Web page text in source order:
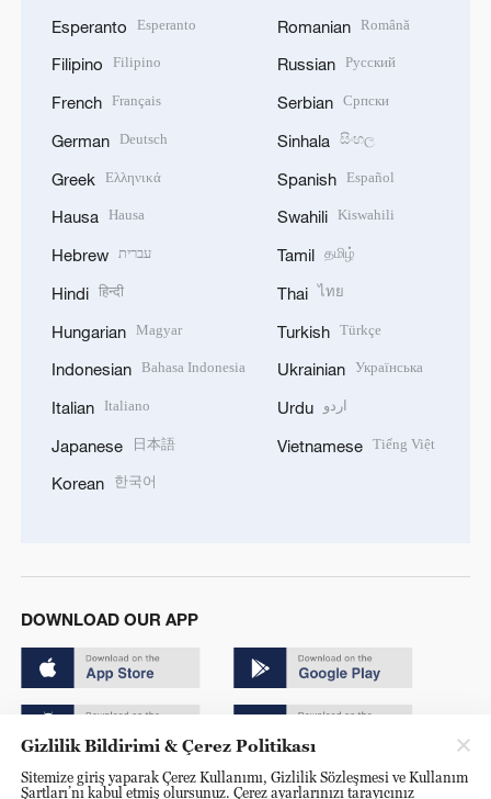
Esperanto Esperanto
Filipino Filipino
French Français
German Deutsch
Greek Ελληνικά
Hausa Hausa
Hebrew עברית
Hindi हिन्दी
Hungarian Magyar
Indonesian Bahasa Indonesia
Italian Italiano
Japanese 日本語
Korean 한국어
Romanian Română
Russian Русский
Serbian Српски
Sinhala සිංහල
Spanish Español
Swahili Kiswahili
Tamil தமிழ்
Thai ไทย
Turkish Türkçe
Ukrainian Українська
Urdu اردو
Vietnamese Tiếng Việt
DOWNLOAD OUR APP
Copyright © 2024 CGTN.
Gizlilik Bildirimi & Çerez Politikası
Sitemize giriş yaparak Çerez Kullanımı, Gizlilik Sözleşmesi ve Kullanım
Şartları’nı kabul etmiş olursunuz. Çerez ayarlarınızı tarayıcınız